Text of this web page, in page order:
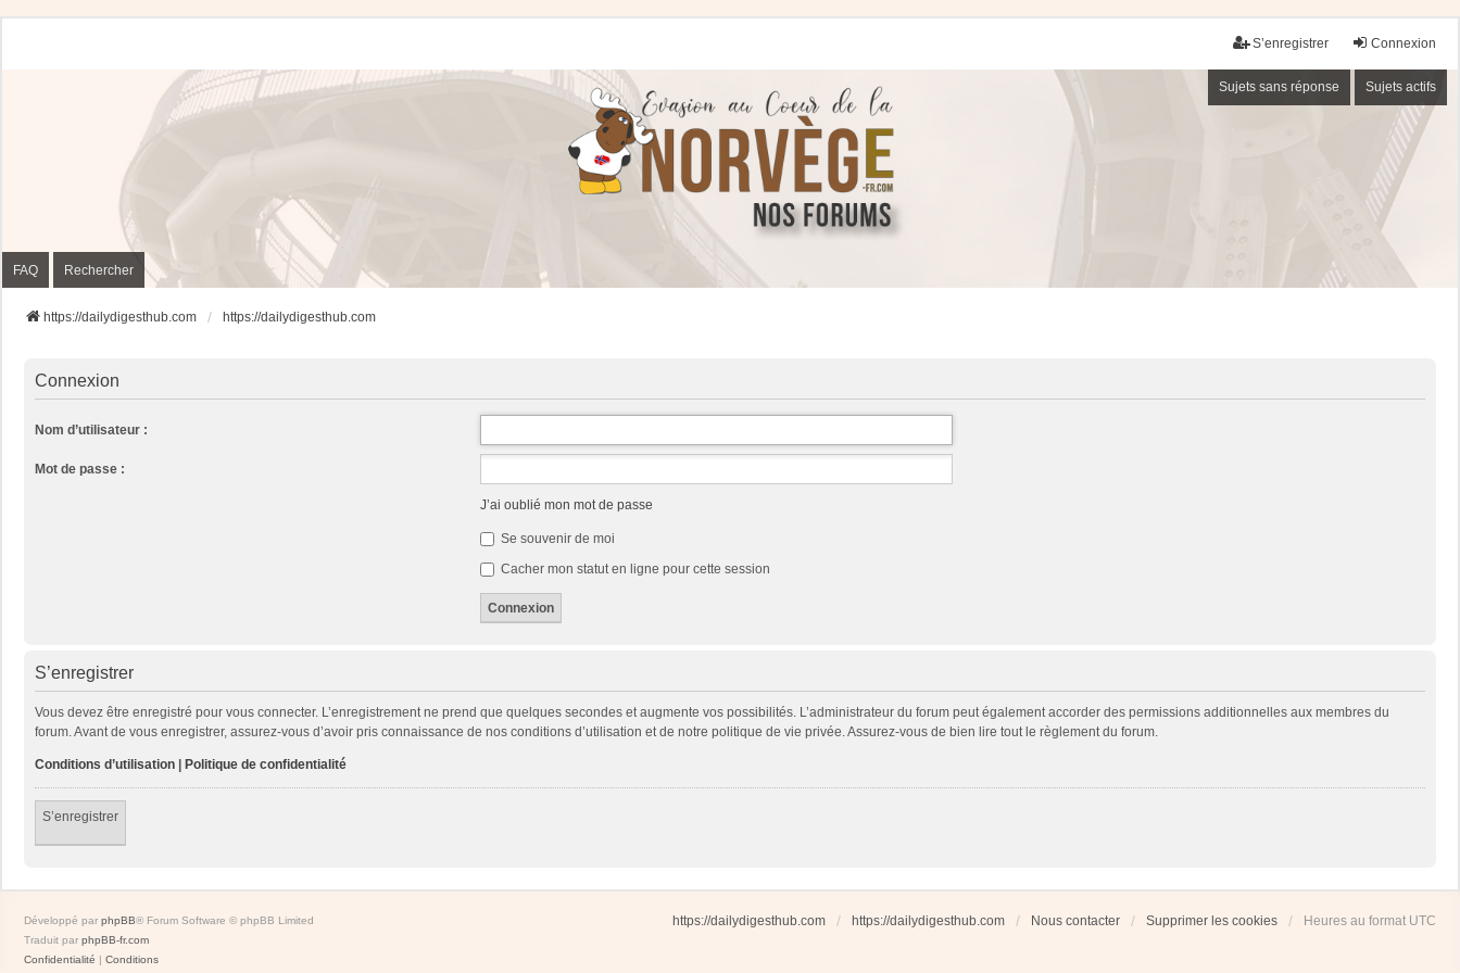
Connexion
S’enregistrer
Sujets sans réponse Sujets actifs
FAQ Rechercher
https://dailydigesthub.com https://dailydigesthub.com
Connexion
Nom d’utilisateur :
Mot de passe :
J’ai oublié mon mot de passe
Se souvenir de moi
Cacher mon statut en ligne pour cette session
S’enregistrer
Vous devez être enregistré pour vous connecter. L’enregistrement ne prend que quelques secondes et augmente vos possibilités. L’administrateur du forum peut également accorder des permissions additionnelles aux membres du
forum. Avant de vous enregistrer, assurez-vous d’avoir pris connaissance de nos conditions d’utilisation et de notre politique de vie privée. Assurez-vous de bien lire tout le règlement du forum.
Conditions d’utilisation Politique de confidentialité
S’enregistrer
https://dailydigesthub.com https://dailydigesthub.com Nous contacter Supprimer les cookies Heures au format UTC
Développé par phpBB® Forum Software © phpBB Limited
Traduit par phpBB-fr.com
Confidentialité | Conditions